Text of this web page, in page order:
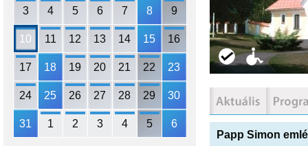
3 4 5 6 7 8 9
10 11 12 13 14 15 16
17 18 19 20 21 22 23
24 25 26 27 28 29 30
31 1 2 3 4 5 6
Papp Simon